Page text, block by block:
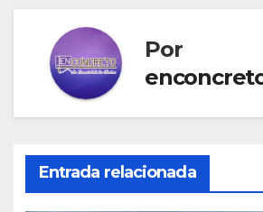
Por
Entrada relacionada